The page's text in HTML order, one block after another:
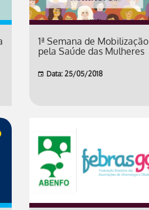
1ª Semana de Mobilização
pela Saúde das Mulheres
Data: 25/05/2018